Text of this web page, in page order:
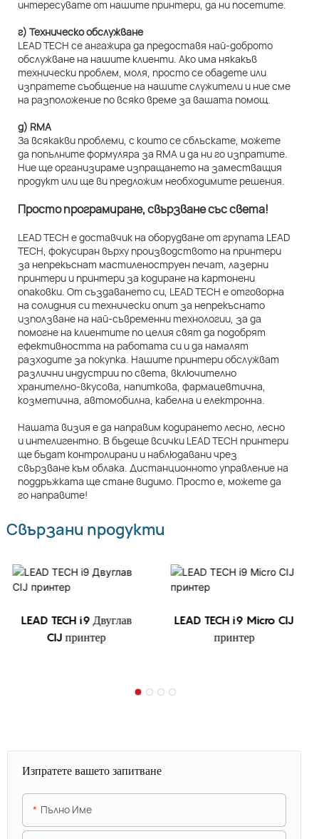
интересувате от нашите принтери, да ни посетите.
г) Техническо обслужване
LEAD TECH се ангажира да предоставя най-доброто
обслужване на нашите клиенти. Ако има някакъв
технически проблем, моля, просто се обадете или
изпратете съобщение на нашите служители и ние сме
на разположение по всяко време за вашата помощ.
д) RMA
За всякакви проблеми, с които се сблъскате, можете
да попълните формуляра за RMA и да ни го изпратите.
Ние ще организираме изпращането на заместващия
продукт или ще ви предложим необходимите решения.
Просто програмиране, свързване със света!
LEAD TECH е доставчик на оборудване от групата LEAD
TECH, фокусиран върху производството на принтери
за непрекъснат мастиленоструен печат, лазерни
принтери и принтери за кодиране на картонени
опаковки. От създаването си, LEAD TECH е отговорна
на солидния си технически опит за непрекъснато
използване на най-съвременни технологии, за да
помогне на клиентите по целия свят да подобрят
ефективността на работата си и да намалят
разходите за покупка. Нашите принтери обслужват
различни индустрии по света, включително
хранително-вкусова, напиткова, фармацевтична,
козметична, автомобилна, кабелна и електронна.
Нашата визия е да направим кодирането лесно, лесно
и интелигентно. В бъдеще всички LEAD TECH принтери
ще бъдат контролирани и наблюдавани чрез
свързване към облака. Дистанционното управление на
поддръжката ще стане видимо. Просто е, можете да
го направите!
Свързани продукти
LEAD TECH i9 Двуглав
CIJ принтер
LEAD TECH i9 Micro CIJ
принтер
Изпратете вашето запитване
Пълно Име